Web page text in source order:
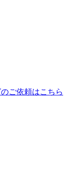
ご依頼はこちら